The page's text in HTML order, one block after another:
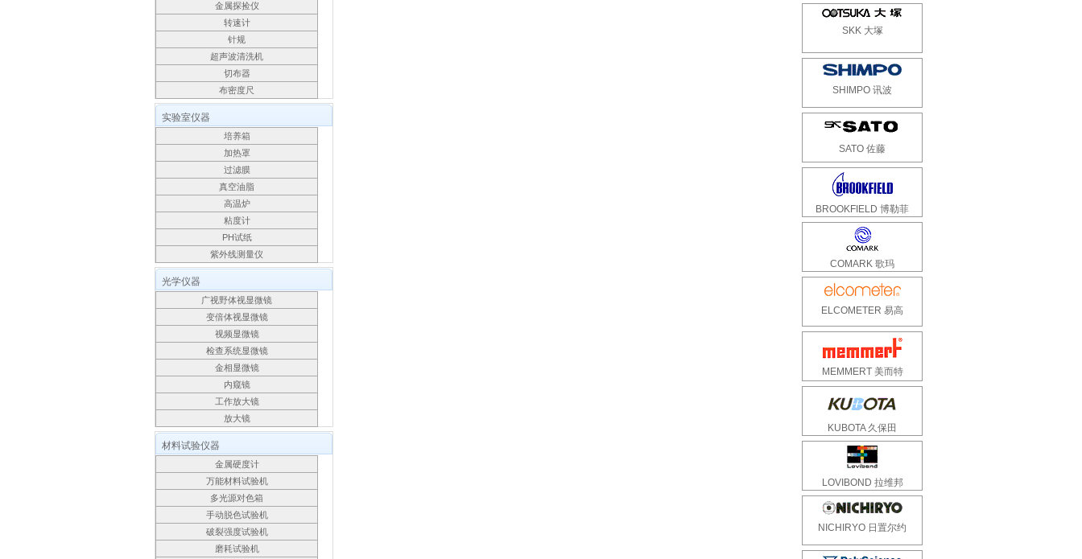
金属探捡仪
转速计
针规
超声波清洗机
切布器
布密度尺
实验室仪器
培养箱
加热罩
过滤膜
真空油脂
高温炉
粘度计
PH试纸
紫外线测量仪
光学仪器
广视野体视显微镜
变倍体视显微镜
视频显微镜
检查系统显微镜
金相显微镜
内窥镜
工作放大镜
放大镜
材料试验仪器
金属硬度计
万能材料试验机
多光源对色箱
手动脱色试验机
破裂强度试验机
磨耗试验机
SKK 大塚
SHIMPO 讯波
SATO 佐藤
BROOKFIELD 博勒菲
COMARK 歌玛
ELCOMETER 易高
MEMMERT 美而特
KUBOTA 久保田
LOVIBOND 拉维邦
NICHIRYO 日置尔约